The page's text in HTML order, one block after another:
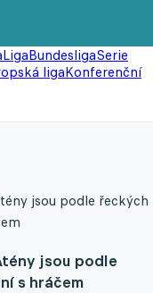
BundesligaSerie
ligaKonferenční
jsou podle řeckých
jsou podle
s hráčem